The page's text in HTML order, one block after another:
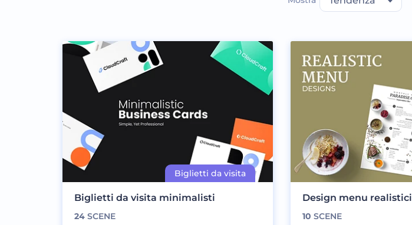
Biglietti da visita minimalisti
24 SCENE
Design menu realistici
10 SCENE